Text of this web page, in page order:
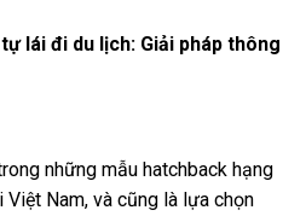
lái đi du lịch: Giải pháp thông
những mẫu hatchback hạng
Nam, và cũng là lựa chọn